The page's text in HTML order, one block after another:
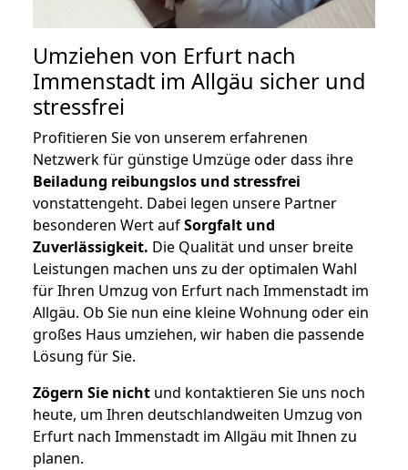
Umziehen von Erfurt nach
Immenstadt im Allgäu sicher und
stressfrei
Profitieren Sie von unserem erfahrenen
Netzwerk für günstige Umzüge oder dass ihre
Beiladung reibungslos und stressfrei
vonstattengeht. Dabei legen unsere Partner
besonderen Wert aufSorgfalt und
Zuverlässigkeit. Die Qualität und unser breite
Leistungen machen uns zu der optimalen Wahl
für Ihren Umzug von Erfurt nach Immenstadt im
Allgäu. Ob Sie nun eine kleine Wohnung oder ein
großes Haus umziehen, wir haben die passende
Lösung für Sie.
Zögern Sie nicht und kontaktieren Sie uns noch
heute, um Ihren deutschlandweiten Umzug von
Erfurt nach Immenstadt im Allgäu mit Ihnen zu
planen.